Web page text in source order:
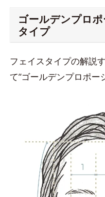
ゴールデンプロ
タイプ
フェイスタイプの解説
て“ゴールデンプロポー